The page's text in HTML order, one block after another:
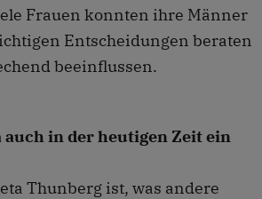
Frauen konnten ihre Männer
Entscheidungen beraten
beeinflussen.
in der heutigen Zeit ein
Thunberg ist, was andere